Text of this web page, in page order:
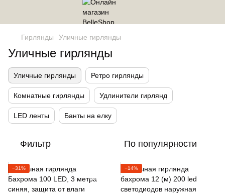
Гирлянды Уличные гирлянды
Уличные гирлянды
Уличные гирлянды Ретро гирлянды
Комнатные гирлянды Удлинители гирлянд
LED ленты Банты на елку
Фильтр По популярности
−31% −14%